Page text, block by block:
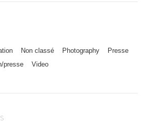
Non classé Photography
Presse
presse Video